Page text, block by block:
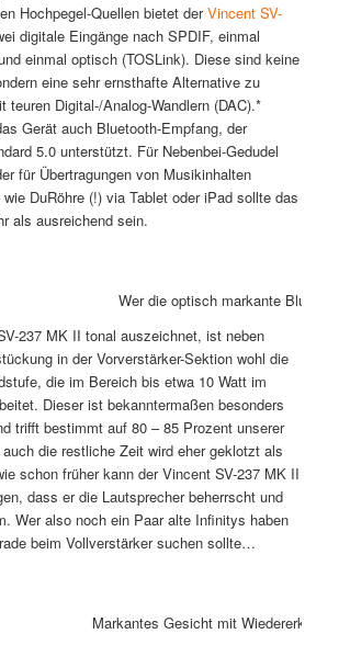
Hochpegel-Quellen bietet derVincent SV-
digitale Eingänge nach SPDIF, einmal
einmal optisch (TOSLink). Diese sind keine
eine sehr ernsthafte Alternative zu
teuren Digital-/Analog-Wandlern (DAC).*
Gerät auch Bluetooth-Empfang, der
5.0 unterstützt. Für Nebenbei-Gedudel
für Übertragungen von Musikinhalten
DuRöhre (!) via Tablet oder iPad sollte das
als ausreichend sein.
Wer die optisch markante
237 MK II tonal auszeichnet, ist neben
in der Vorverstärker-Sektion wohl die
die im Bereich bis etwa 10 Watt im
Dieser ist bekanntermaßen besonders
trifft bestimmt auf 80 – 85 Prozent unserer
die restliche Zeit wird eher geklotzt als
schon früher kann der Vincent SV-237 MK II
dass er die Lautsprecher beherrscht und
Wer also noch ein Paar alte Infinitys haben
beim Vollverstärker suchen sollte…
Markantes Gesicht mit